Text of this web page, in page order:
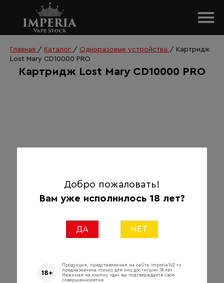
Главная / Каталог / Одноразовые устройства / Картридж
Lost Mary CD10000 PRO
Картридж Lost Mary CD10000 PRO
Добро пожаловать!
Вам уже исполнилось 18 лет?
ДА НЕТ
18+
Продукция, представленная на сайте imperia142.ru
предназначена только для лиц достигших 18 лет.
Нажимая на кнопку «да» вы подтверждаете свое
совершеннолетие.